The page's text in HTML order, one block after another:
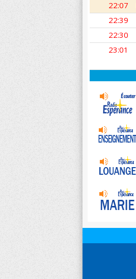
22:07
22:39
22:30
23:01